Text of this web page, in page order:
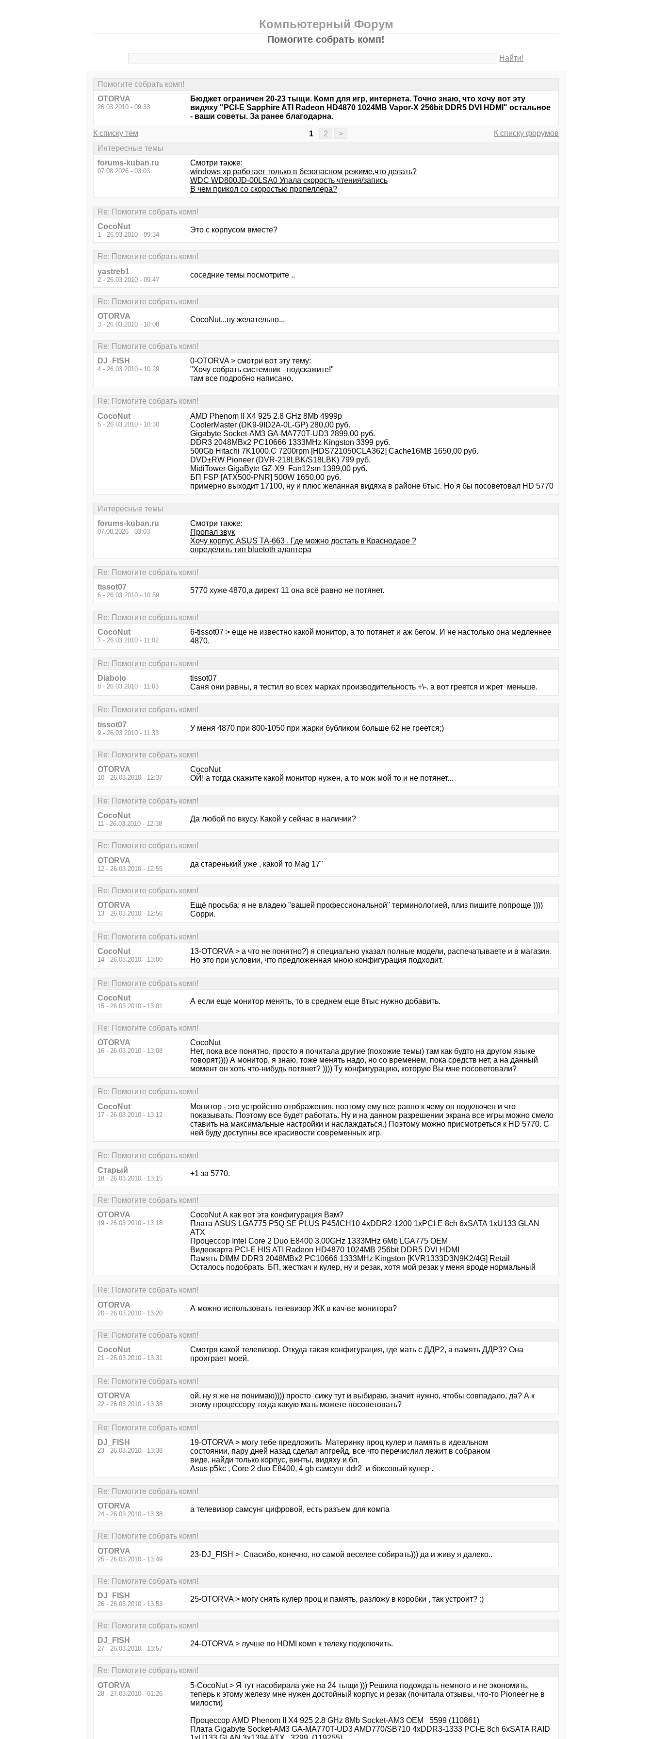
Компьютерный Форум
Помогите собрать комп!
Найти!
Помогите собрать комп!
OTORVA
26.03.2010 - 09:33
Бюджет ограничен 20-23 тыщи. Комп для игр, интернета. Точно знаю, что хочу вот эту
видяху "PCI-E Sapphire ATI Radeon HD4870 1024MB Vapor-X 256bit DDR5 DVI HDMI" остальное
- ваши советы. За ранее благодарна.
К списку тем 1 2 >
К списку форумов
Интересные темы
forums-kuban.ru
07.08.2026 - 03:03
Смотри также:
windows xp работает только в безопасном режиме,что делать?
WDC WD800JD-00LSA0 Упала скорость чтения/запись
В чем прикол со скоростью пропеллера?
Re: Помогите собрать комп!
CocoNut
1 - 26.03.2010 - 09:34
Это с корпусом вместе?
Re: Помогите собрать комп!
yastreb1
2 - 26.03.2010 - 09:47
соседние темы посмотрите ..
Re: Помогите собрать комп!
OTORVA
3 - 26.03.2010 - 10:08
CocoNut...ну желательно...
Re: Помогите собрать комп!
DJ_FISH
4 - 26.03.2010 - 10:29
0-OTORVA > смотри вот эту тему:
"Хочу собрать системник - подскажите!"
там все подробно написано.
Re: Помогите собрать комп!
CocoNut
5 - 26.03.2010 - 10:30
AMD Phenom II X4 925 2.8 GHz 8Mb 4999р
CoolerMaster (DK9-9ID2A-0L-GP) 280,00 руб.
Gigabyte Socket-AM3 GA-MA770T-UD3 2899,00 руб.
DDR3 2048MBx2 PC10666 1333MHz Kingston 3399 руб.
500Gb Hitachi 7K1000.C 7200rpm [HDS721050CLA362] Cache16MB 1650,00 руб.
DVD±RW Pioneer (DVR-218LBK/S18LBK) 799 руб.
MidiTower GigaByte GZ-X9 Fan12sm 1399,00 руб.
БП FSP [ATX500-PNR] 500W 1650,00 руб.
примерно выходит 17100, ну и плюс желанная видяха в районе 6тыс. Но я бы посоветовал HD 5770
Интересные темы
forums-kuban.ru
07.08.2026 - 03:03
Смотри также:
Пропал звук
Хочу корпус ASUS TA-663 . Где можно достать в Краснодаре ?
определить тип bluetoth адаптера
Re: Помогите собрать комп!
tissot07
6 - 26.03.2010 - 10:59
5770 хуже 4870,а директ 11 она всё равно не потянет.
Re: Помогите собрать комп!
CocoNut
7 - 26.03.2010 - 11:02
6-tissot07 > еще не известно какой монитор, а то потянет и аж бегом. И не настолько она медленнее
4870.
Re: Помогите собрать комп!
Diabolo
8 - 26.03.2010 - 11:03
tissot07
Саня они равны, я тестил во всех марках производительность +\-. а вот греется и жрет меньше.
Re: Помогите собрать комп!
tissot07
9 - 26.03.2010 - 11:33
У меня 4870 при 800-1050 при жарки бубликом больше 62 не греется;)
Re: Помогите собрать комп!
OTORVA
10 - 26.03.2010 - 12:37
CocoNut
ОЙ! а тогда скажите какой монитор нужен, а то мож мой то и не потянет...
Re: Помогите собрать комп!
CocoNut
11 - 26.03.2010 - 12:38
Да любой по вкусу. Какой у сейчас в наличии?
Re: Помогите собрать комп!
OTORVA
12 - 26.03.2010 - 12:55
да старенький уже , какой то Mag 17"
Re: Помогите собрать комп!
OTORVA
13 - 26.03.2010 - 12:56
Ещё просьба: я не владею "вашей профессиональной" терминологией, плиз пишите попроще ))))
Сорри.
Re: Помогите собрать комп!
CocoNut
14 - 26.03.2010 - 13:00
13-OTORVA > а что не понятно?) я специально указал полные модели, распечатываете и в магазин.
Но это при условии, что предложенная мною конфигурация подходит.
Re: Помогите собрать комп!
CocoNut
15 - 26.03.2010 - 13:01
А если еще монитор менять, то в среднем еще 8тыс нужно добавить.
Re: Помогите собрать комп!
OTORVA
16 - 26.03.2010 - 13:08
CocoNut
Нет, пока все понятно, просто я почитала другие (похожие темы) там как будто на другом языке
говорят)))) А монитор, я знаю, тоже менять надо, но со временем, пока средств нет, а на данный
момент он хоть что-нибудь потянет? )))) Ту конфигурацию, которую Вы мне посоветовали?
Re: Помогите собрать комп!
CocoNut
17 - 26.03.2010 - 13:12
Монитор - это устройство отображения, поэтому ему все равно к чему он подключен и что
показывать. Поэтому все будет работать. Ну и на данном разрешении экрана все игры можно смело
ставить на максимальные настройки и наслаждаться.) Поэтому можно присмотреться к HD 5770. С
ней буду доступны все красивости современных игр.
Re: Помогите собрать комп!
Старый
18 - 26.03.2010 - 13:15
+1 за 5770.
Re: Помогите собрать комп!
OTORVA
19 - 26.03.2010 - 13:18
CocoNut А как вот эта конфигурация Вам?
Плата ASUS LGA775 P5Q SE PLUS P45/ICH10 4xDDR2-1200 1xPCI-E 8ch 6xSATA 1xU133 GLAN
ATX
Процессор Intel Core 2 Duo E8400 3.00GHz 1333MHz 6Mb LGA775 OEM
Видеокарта PCI-E HIS ATI Radeon HD4870 1024MB 256bit DDR5 DVI HDMI
Память DIMM DDR3 2048MBx2 PC10666 1333MHz Kingston [KVR1333D3N9K2/4G] Retail
Осталось подобрать БП, жесткач и кулер, ну и резак, хотя мой резак у меня вроде нормальный
Re: Помогите собрать комп!
OTORVA
20 - 26.03.2010 - 13:20
А можно использовать телевизор ЖК в кач-ве монитора?
Re: Помогите собрать комп!
CocoNut
21 - 26.03.2010 - 13:31
Смотря какой телевизор. Откуда такая конфигурация, где мать с ДДР2, а память ДДР3? Она
проиграет моей.
Re: Помогите собрать комп!
OTORVA
22 - 26.03.2010 - 13:38
ой, ну я же не понимаю)))) просто сижу тут и выбираю, значит нужно, чтобы совпадало, да? А к
этому процессору тогда какую мать можете посоветовать?
Re: Помогите собрать комп!
DJ_FISH
23 - 26.03.2010 - 13:38
19-OTORVA > могу тебе предложить Материнку проц кулер и память в идеальном
состоянии, пару дней назад сделал апгрейд, все что перечислил лежит в собраном
виде, найди только корпус, винты, видяху и бп.
Asus p5kc , Core 2 duo E8400, 4 gb самсунг ddr2 и боксовый кулер .
Re: Помогите собрать комп!
OTORVA
24 - 26.03.2010 - 13:38
а телевизор самсунг цифровой, есть разъем для компа
Re: Помогите собрать комп!
OTORVA
25 - 26.03.2010 - 13:49
23-DJ_FISH > Спасибо, конечно, но самой веселее собирать))) да и живу я далеко..
Re: Помогите собрать комп!
DJ_FISH
26 - 26.03.2010 - 13:53
25-OTORVA > могу снять кулер проц и память, разложу в коробки , так устроит? :)
Re: Помогите собрать комп!
DJ_FISH
27 - 26.03.2010 - 13:57
24-OTORVA > лучше по HDMI комп к телеку подключить.
Re: Помогите собрать комп!
OTORVA
28 - 27.03.2010 - 01:26
5-CocoNut > Я тут насобирала уже на 24 тыщи ))) Решила подождать немного и не экономить,
теперь к этому железу мне нужен достойный корпус и резак (почитала отзывы, что-то Pioneer не в
милости)
Процессор AMD Phenom II X4 925 2.8 GHz 8Mb Socket-AM3 OEM 5599 (110861)
Плата Gigabyte Socket-AM3 GA-MA770T-UD3 AMD770/SB710 4xDDR3-1333 PCI-E 8ch 6xSATA RAID